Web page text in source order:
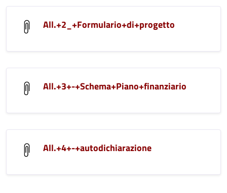
All.+2_+Formulario+di+progetto
All.+3+-+Schema+Piano+finanziario
All.+4+-+autodichiarazione